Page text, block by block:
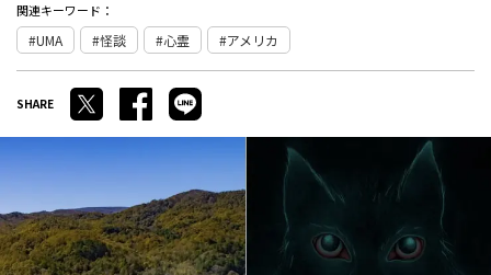
関連キーワード：
UMA 怪談 心霊 アメリカ